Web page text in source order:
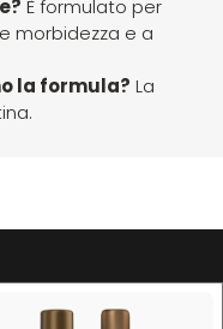
È formulato per
morbidezza e a
la formula? La